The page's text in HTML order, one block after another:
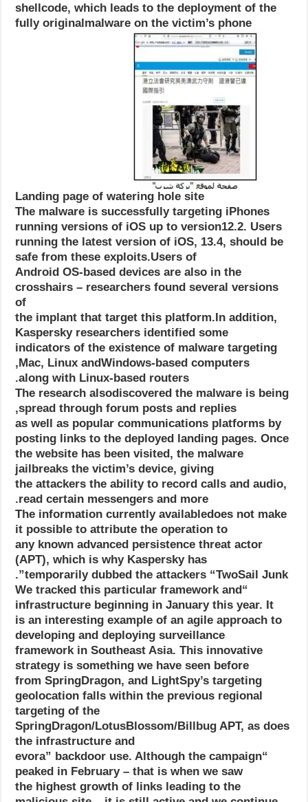
shellcode, which leads to the deployment of the
fully originalmalware on the victim’s phone
Landing page of watering hole site
The malware is successfully targeting iPhones
running versions of iOS up to version12.2. Users
running the latest version of iOS, 13.4, should be
safe from these exploits.Users of
Android OS-based devices are also in the
crosshairs – researchers found several versions
of
the implant that target this platform.In addition,
Kaspersky researchers identified some
indicators of the existence of malware targeting
Mac, Linux andWindows-based computers,
along with Linux-based routers.
The research alsodiscovered the malware is being
spread through forum posts and replies,
as well as popular communications platforms by
posting links to the deployed landing pages. Once
the website has been visited, the malware
jailbreaks the victim’s device, giving
the attackers the ability to record calls and audio,
read certain messengers and more.
The information currently availabledoes not make
it possible to attribute the operation to
any known advanced persistence threat actor
(APT), which is why Kaspersky has
temporarily dubbed the attackers “TwoSail Junk”.
“We tracked this particular framework and
infrastructure beginning in January this year. It
is an interesting example of an agile approach to
developing and deploying surveillance
framework in Southeast Asia. This innovative
strategy is something we have seen before
from SpringDragon, and LightSpy’s targeting
geolocation falls within the previous regional
targeting of the
SpringDragon/LotusBlossom/Billbug APT, as does
the infrastructure and
“evora” backdoor use. Although the campaign
peaked in February – that is when we saw
the highest growth of links leading to the